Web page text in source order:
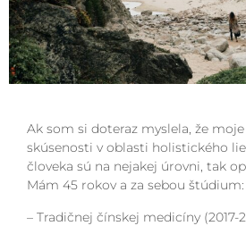
Ak som si doteraz myslela, že
skúsenosti v oblasti holistického
človeka sú na nejakej úrovni, tak
Mám 45 rokov a za sebou štúdium:
– Tradičnej čínskej medicíny (2017-